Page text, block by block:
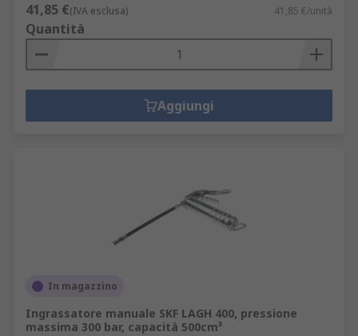
41,85 €(IVA esclusa) 41,85 €/unità
Quantità
Aggiungi
In magazzino
Ingrassatore manuale SKF LAGH 400, pressione
massima 300 bar, capacità 500cm³